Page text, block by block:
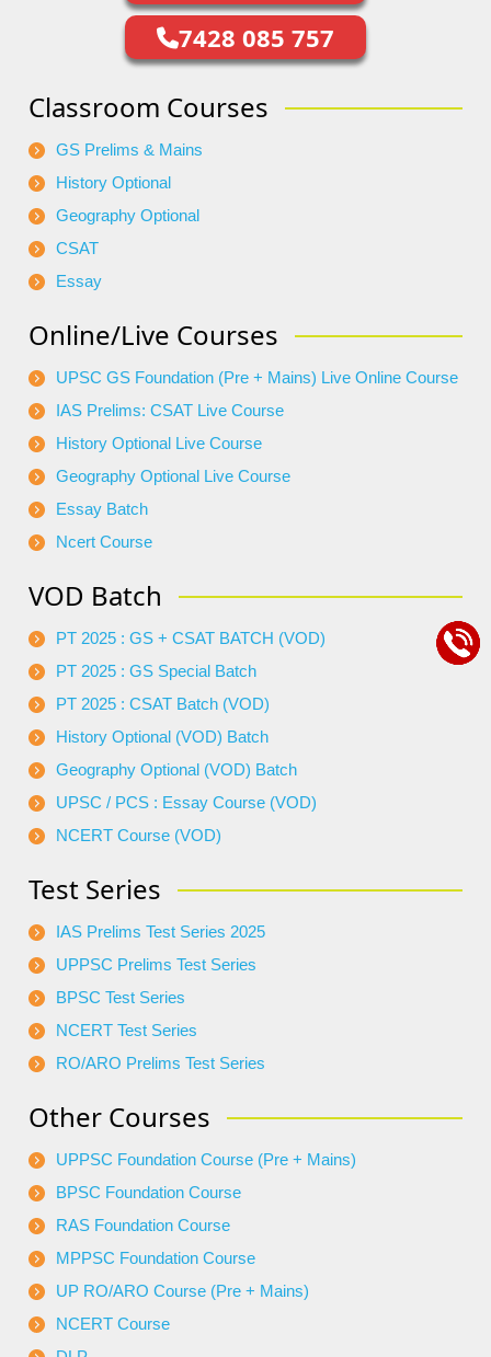
7428 085 757
Classroom Courses
GS Prelims & Mains
History Optional
Geography Optional
CSAT
Essay
Online/Live Courses
UPSC GS Foundation (Pre + Mains) Live Online Course
IAS Prelims: CSAT Live Course
History Optional Live Course
Geography Optional Live Course
Essay Batch
Ncert Course
VOD Batch
PT 2025 : GS + CSAT BATCH (VOD)
PT 2025 : GS Special Batch
PT 2025 : CSAT Batch (VOD)
History Optional (VOD) Batch
Geography Optional (VOD) Batch
UPSC / PCS : Essay Course (VOD)
NCERT Course (VOD)
Test Series
IAS Prelims Test Series 2025
UPPSC Prelims Test Series
BPSC Test Series
NCERT Test Series
RO/ARO Prelims Test Series
Other Courses
UPPSC Foundation Course (Pre + Mains)
BPSC Foundation Course
RAS Foundation Course
MPPSC Foundation Course
UP RO/ARO Course (Pre + Mains)
NCERT Course